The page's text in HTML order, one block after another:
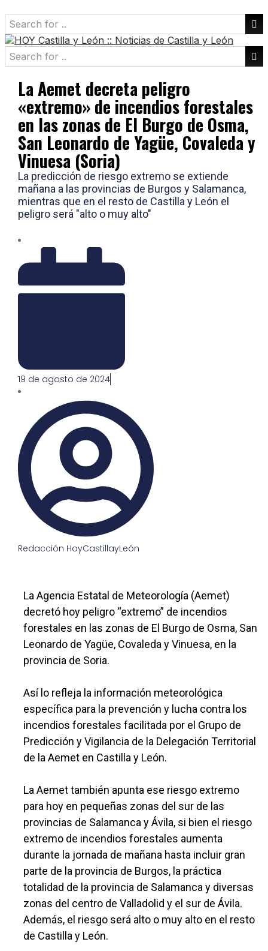
La Aemet decreta peligro
«extremo» de incendios forestales
en las zonas de El Burgo de Osma,
San Leonardo de Yagüe, Covaleda y
Vinuesa (Soria)
La predicción de riesgo extremo se extiende
mañana a las provincias de Burgos y Salamanca,
mientras que en el resto de Castilla y León el
peligro será "alto o muy alto"
19 de agosto de 2024
Redacción HoyCastillayLeón
La Agencia Estatal de Meteorología (Aemet)
decretó hoy peligro “extremo” de incendios
forestales en las zonas de El Burgo de Osma, San
Leonardo de Yagüe, Covaleda y Vinuesa, en la
provincia de Soria.
Así lo refleja la información meteorológica
específica para la prevención y lucha contra los
incendios forestales facilitada por el Grupo de
Predicción y Vigilancia de la Delegación Territorial
de la Aemet en Castilla y León.
La Aemet también apunta ese riesgo extremo
para hoy en pequeñas zonas del sur de las
provincias de Salamanca y Ávila, si bien el riesgo
extremo de incendios forestales aumenta
durante la jornada de mañana hasta incluir gran
parte de la provincia de Burgos, la práctica
totalidad de la provincia de Salamanca y diversas
zonas del centro de Valladolid y el sur de Ávila.
Además, el riesgo será alto o muy alto en el resto
de Castilla y León.